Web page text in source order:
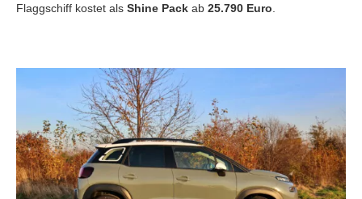
Flaggschiff kostet als Shine Pack ab 25.790 Euro.